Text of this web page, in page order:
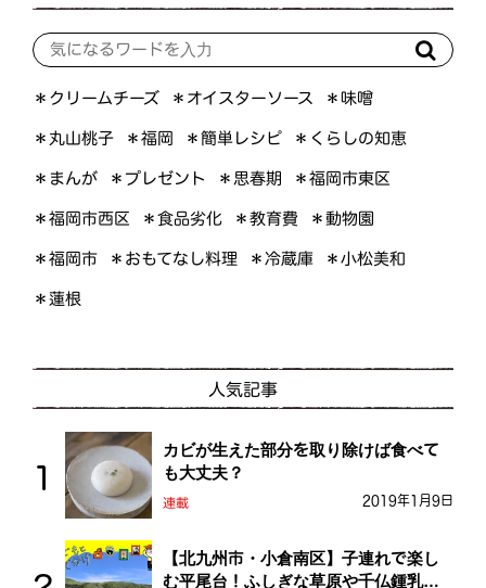
＊クリームチーズ ＊オイスターソース ＊味噌
＊丸山桃子 ＊福岡 ＊簡単レシピ ＊くらしの知恵
＊まんが ＊プレゼント ＊思春期 ＊福岡市東区
＊福岡市西区 ＊食品劣化 ＊教育費 ＊動物園
＊福岡市 ＊おもてなし料理 ＊冷蔵庫 ＊小松美和
＊蓮根
人気記事
カビが生えた部分を取り除けば食べて
も大丈夫？
連載 2019年1月9日
【北九州市・小倉南区】子連れで楽し
む平尾台！ふしぎな草原や千仏鍾乳洞